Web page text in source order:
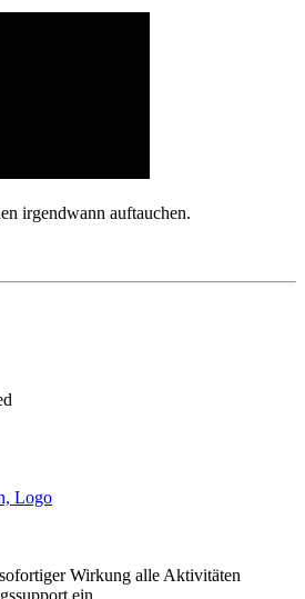
irgendwann auftauchen.
Logo
Wirkung alle Aktivitäten